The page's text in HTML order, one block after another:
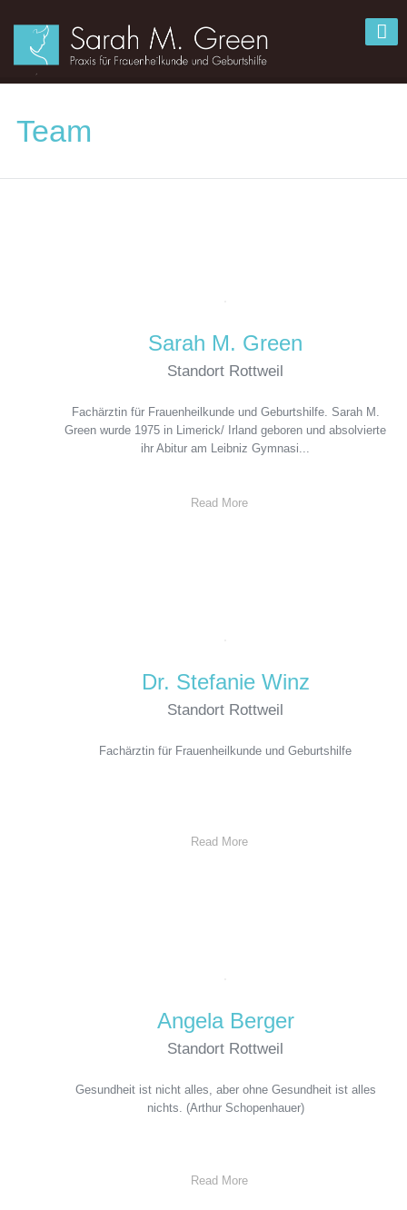
Team
Sarah M. Green
Standort Rottweil
Fachärztin für Frauenheilkunde und Geburtshilfe. Sarah M.
Green wurde 1975 in Limerick/ Irland geboren und absolvierte
ihr Abitur am Leibniz Gymnasi...
Read More
Dr. Stefanie Winz
Standort Rottweil
Fachärztin für Frauenheilkunde und Geburtshilfe
Read More
Angela Berger
Standort Rottweil
Gesundheit ist nicht alles, aber ohne Gesundheit ist alles
nichts. (Arthur Schopenhauer)
Read More